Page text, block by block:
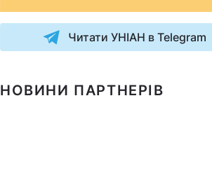
Читати УНІАН в Telegram
НОВИНИ ПАРТНЕРІВ